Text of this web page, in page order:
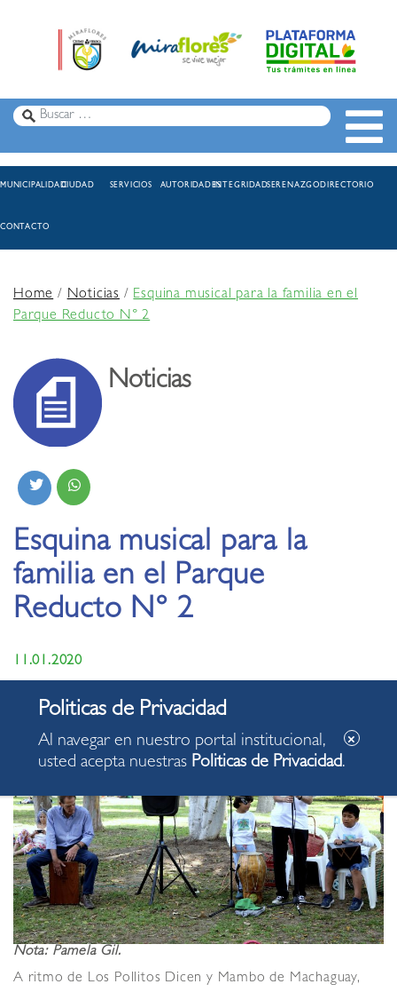
MUNICIPALIDADCIUDAD SERVICIOS AUTORIDADESINTEGRIDADSERENAZGODIRECTORIO
CONTACTO
Home/Noticias /Esquina musical para la familia en el
Parque Reducto N° 2
Noticias
Esquina musical para la
familia en el Parque
Reducto N° 2
11.01.2020
Nota: Pamela Gil.
A ritmo de Los Pollitos Dicen y Mambo de Machaguay,
Al navegar en nuestro portal institucional,
usted acepta nuestras Politicas de Privacidad.